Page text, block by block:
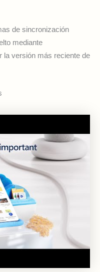
de sincronización
mediante
la versión más reciente de